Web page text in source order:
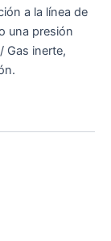
a la línea de
una presión
Gas inerte,